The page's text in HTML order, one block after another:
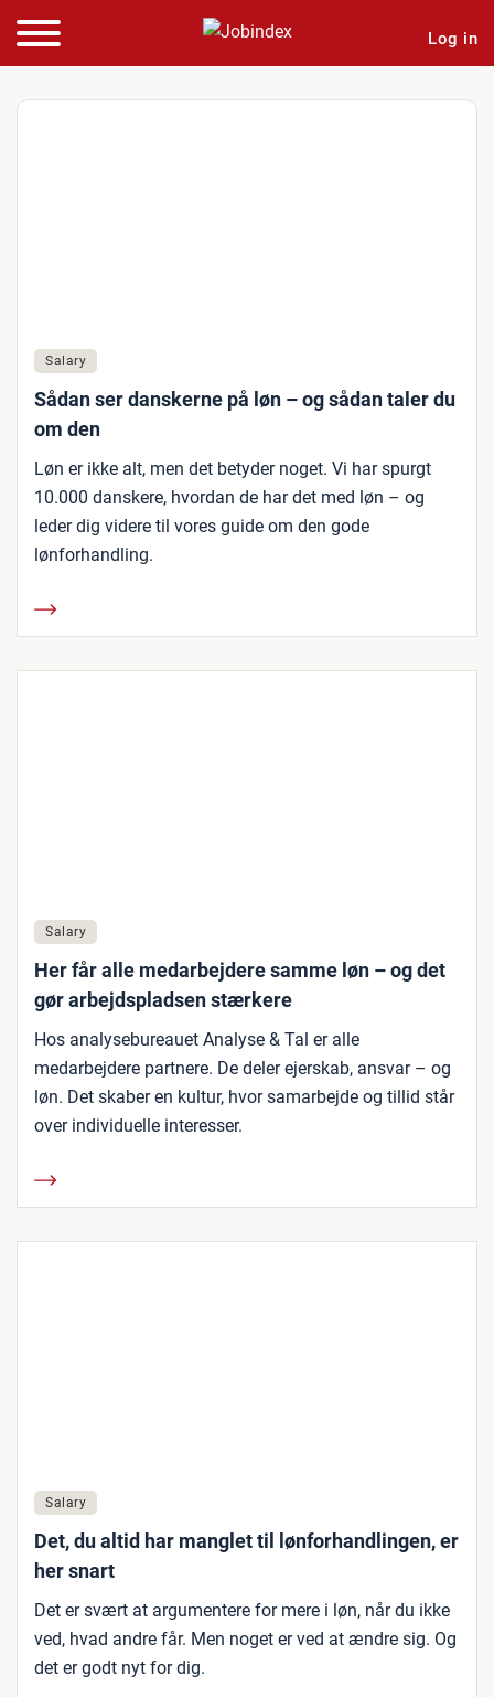
Log in
Salary
Sådan ser danskerne på løn – og sådan taler du
om den
Løn er ikke alt, men det betyder noget. Vi har spurgt
10.000 danskere, hvordan de har det med løn – og
leder dig videre til vores guide om den gode
lønforhandling.
Salary
Her får alle medarbejdere samme løn – og det
gør arbejdspladsen stærkere
Hos analysebureauet Analyse & Tal er alle
medarbejdere partnere. De deler ejerskab, ansvar – og
løn. Det skaber en kultur, hvor samarbejde og tillid står
over individuelle interesser.
Salary
Det, du altid har manglet til lønforhandlingen, er
her snart
Det er svært at argumentere for mere i løn, når du ikke
ved, hvad andre får. Men noget er ved at ændre sig. Og
det er godt nyt for dig.